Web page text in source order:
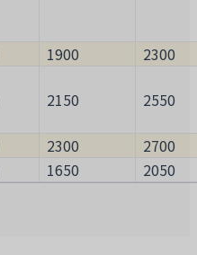
1900
2300
2150 2550
2300
2700
1650 2050